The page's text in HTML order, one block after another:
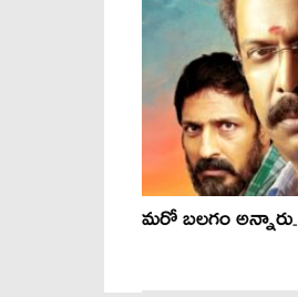
మరో బలగం